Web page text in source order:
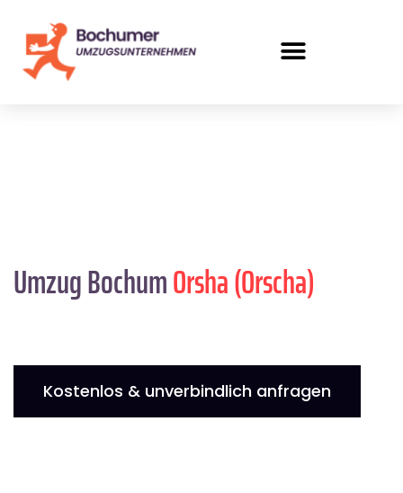
Umzug BochumOrsha (Orscha)
Kostenlos & unverbindlich anfragen